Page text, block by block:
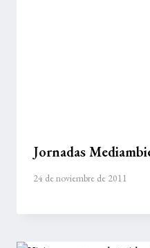
Jornadas
24 de noviembre de 2011